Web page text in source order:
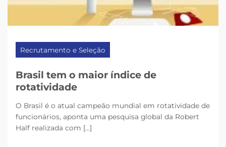
Recrutamento e Seleção
Brasil tem o maior índice de
rotatividade
O Brasil é o atual campeão mundial em rotatividade de
funcionários, aponta uma pesquisa global da Robert
Half realizada com [...]